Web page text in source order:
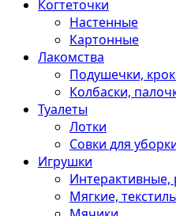
Когтеточки
Настенные
Картонные
Лакомства
Подушечки,
Колбаски,
Туалеты
Лотки
Совки для
Игрушки
Мягкие,